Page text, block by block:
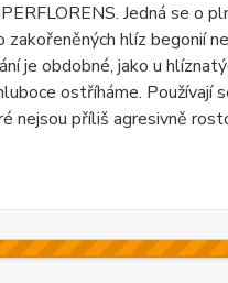
Jedná se o
hlíz begonií
je obdobné, jako u
ostříháme. Používají
nejsou příliš agresivně